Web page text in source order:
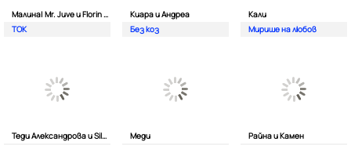
Малина| Mr. Juve и Florin Salam
TOK
Киара и Андреа
Без коз
Кали
Мирише на любов
Теди Александрова и Silver
Меди
Райна и Камен